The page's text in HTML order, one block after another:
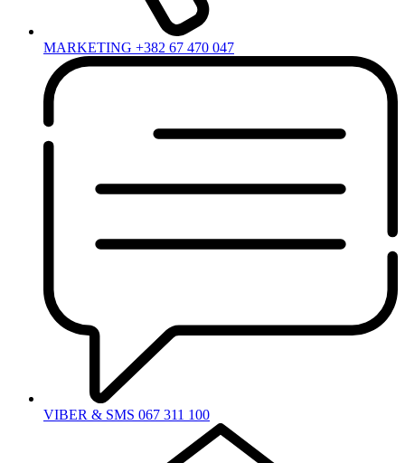
MARKETING +382 67 470 047
VIBER & SMS 067 311 100